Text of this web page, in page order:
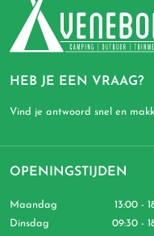
HEB JE EEN VRAAG?
Vind je antwoord snel en
OPENINGSTIJDEN
Maandag
13:00 -
Dinsdag
09:30 -